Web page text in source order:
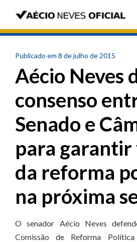
Publicado em 8 de julho de 2015
Aécio Neves
consenso
Senado e
para garantir
da reforma
na próxima
O senador Aécio Neves
Comissão de Reforma